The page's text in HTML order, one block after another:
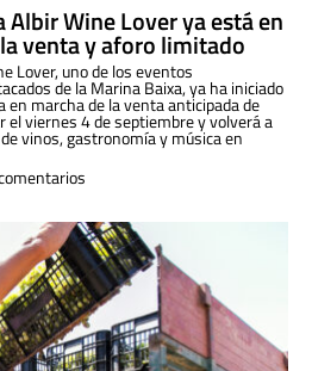
Albir Wine Lover ya está en
venta y aforo limitado
Lover, uno de los eventos
de la Marina Baixa, ya ha iniciado
en marcha de la venta anticipada de
el viernes 4 de septiembre y volverá a
vinos, gastronomía y música en